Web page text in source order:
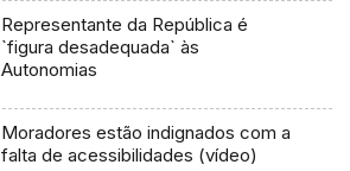
Representante da República é
`figura desadequada` às
Autonomias
Moradores estão indignados com a
falta de acessibilidades (vídeo)